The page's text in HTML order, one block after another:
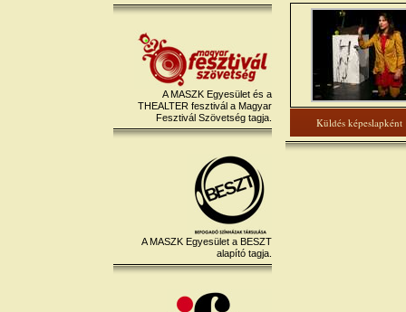
A MASZK Egyesület és a
THEALTER fesztivál a Magyar
Fesztivál Szövetség tagja.
A MASZK Egyesület a BESZT
alapító tagja.
Küldés képeslapként